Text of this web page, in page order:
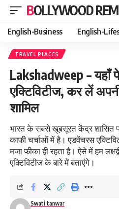
BOLLYWOOD
English-Business English-
TRAVEL PLACES
Lakshadweep –
एक्टिविटीज, कर लें
शामिल
भारत के सबसे खूबसूरत केंद्र शासित
काफी चर्चाओं में है। एडवेंचरस
मजा फीका ही रहता है। ऐसे में हम
एक्टिविटीज के बारे में बताएंगे।
Swati tanwar